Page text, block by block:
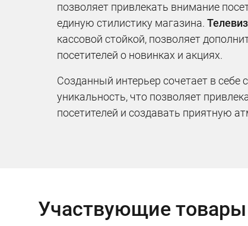
позволяет привлекать внимание
единую стилистику магазина.
кассовой стойкой, позволяет
посетителей о новинках и акциях.
Созданный интерьер сочетает в себе
уникальность, что позволяет
посетителей и создавать приятную
Участвующие товары